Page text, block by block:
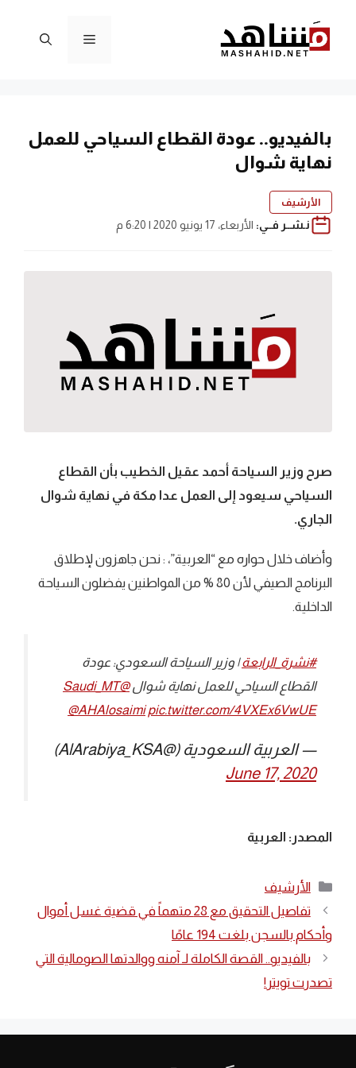
المحتوى
القائمة
بالفيديو.. عودة القطاع السياحي للعمل
نهاية شوال
الأرشيف
نـشــر فــي: الأربعاء، 17 يونيو 2020 | 6:20 م
صرح وزير السياحة أحمد عقيل الخطيب بأن القطاع
السياحي سيعود إلى العمل عدا مكة في نهاية شوال
الجاري.
وأضاف خلال حواره مع “العربية”، : نحن جاهزون لإطلاق
البرنامج الصيفي لأن 80 % من المواطنين يفضلون السياحة
الداخلية.
#نشرة_الرابعة| وزير السياحة السعودي: عودة
القطاع السياحي للعمل نهاية شوال@Saudi_MT
@AHAlosaimi pic.twitter.com/4VXEx6VwUE
— العربية السعودية (@AlArabiya_KSA)
June 17, 2020
المصدر: العربية
التصنيفات
الأرشيف
تفاصيل التحقيق مع 28 متهماً في قضية غسل أموال
وأحكام بالسجن بلغت 194 عامًا
بالفيديو.. القصة الكاملة لـ آمنه ووالدتها الصومالية التي
تصدرت تويتر!